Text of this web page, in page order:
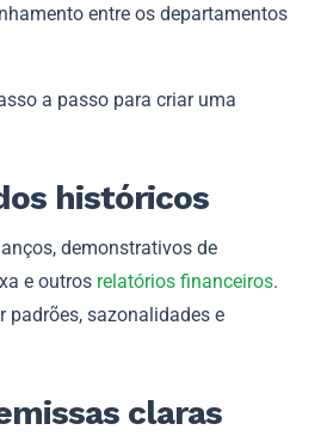
entre os departamentos
a passo para criar uma
históricos
demonstrativos de
e outros relatórios financeiros.
padrões, sazonalidades e
claras